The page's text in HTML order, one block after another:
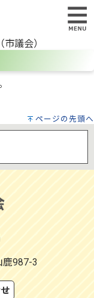
議会）
ページの先頭へ
鹿987-3